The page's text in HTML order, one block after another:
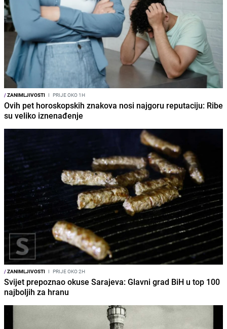
/ZANIMLJIVOSTI I PRIJE OKO 1H
Ovih pet horoskopskih znakova nosi najgoru reputaciju: Ribe
su veliko iznenađenje
/ZANIMLJIVOSTI I PRIJE OKO 2H
Svijet prepoznao okuse Sarajeva: Glavni grad BiH u top 100
najboljih za hranu